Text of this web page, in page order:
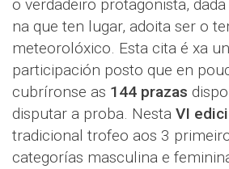
o verdadeiro protagonista,
na que ten lugar, adoita ser o
meteorolóxico. Esta cita é xa
participación posto que en
cubríronse as 144 prazas
disputar a proba. Nesta VI
tradicional trofeo aos 3
categorías masculina e